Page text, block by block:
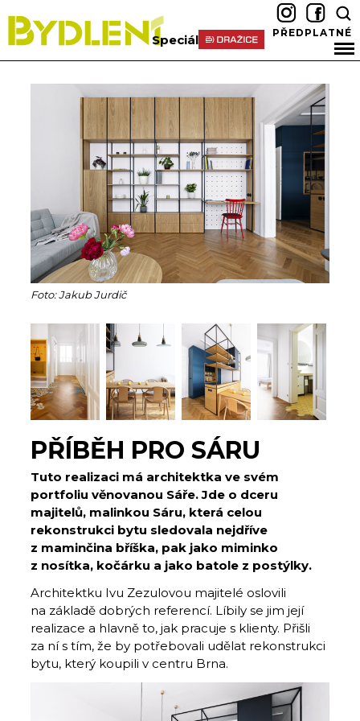
Speciál PŘEDPLATNÉ
Foto: Jakub Jurdič
PŘÍBĚH PRO SÁRU
Tuto realizaci má architektka ve svém
portfoliu věnovanou Sáře. Jde o dceru
majitelů, malinkou Sáru, která celou
rekonstrukci bytu sledovala nejdříve
z maminčina bříška, pak jako miminko
z nosítka, kočárku a jako batole z postýlky.
Architektku Ivu Zezulovou majitelé oslovili
na základě dobrých referencí. Líbily se jim její
realizace a hlavně to, jak pracuje s klienty. Přišli
za ní s tím, že by potřebovali udělat rekonstrukci
bytu, který koupili v centru Brna.